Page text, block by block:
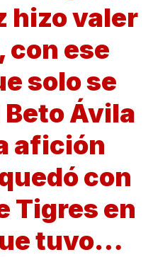
hizo valer
con ese
solo se
Ávila
afición
con
Tigres en
tuvo…